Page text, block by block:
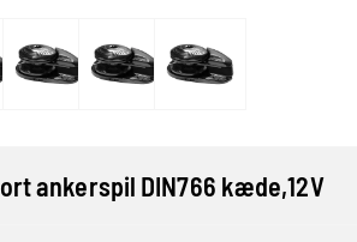
ankerspil DIN766 kæde,12V